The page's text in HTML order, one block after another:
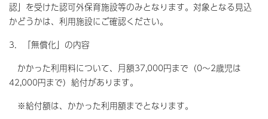
認」を受けた認可外保育施設等のみとなります。対象となる見込
かどうかは、利用施設にご確認ください。
3．「無償化」の内容
かかった利用料について、月額37,000円まで（0～2歳児は
42,000円まで）給付があります。
※給付額は、かかった利用額までとなります。